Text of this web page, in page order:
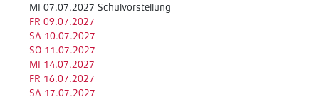
MI 07.07.2027 Schulvorstellung
FR 09.07.2027
SA 10.07.2027
SO 11.07.2027
MI 14.07.2027
FR 16.07.2027
SA 17.07.2027